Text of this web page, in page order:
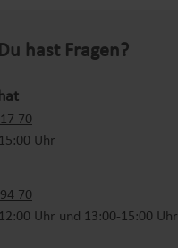
Du hast Fragen?
70
Uhr
70
Uhr und 13:00-15:00 Uhr